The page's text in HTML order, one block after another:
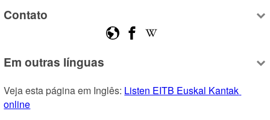
Contato
Em outras línguas
Veja esta página em Inglês: Listen EITB Euskal Kantak
online